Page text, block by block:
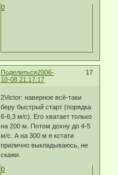
0
Поделиться 17
2006-
10-08 21:17:17
2Victor: наверное всё-таки
беру быстрый старт (порядка
6-6,3 м/с). Его хватает только
на 200 м. Потом дохну до 4-5
м/с. А на 300 м я кстати
прилично выкладываюсь, не
скажи.
0